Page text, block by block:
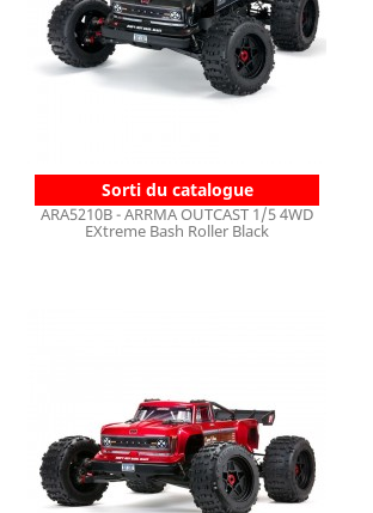
Sorti du catalogue
ARA5210B - ARRMA OUTCAST 1/5 4WD
EXtreme Bash Roller Black